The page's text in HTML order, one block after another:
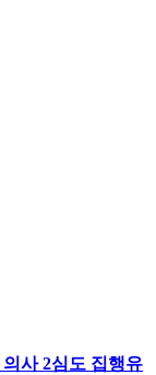
사 2심도 집행유